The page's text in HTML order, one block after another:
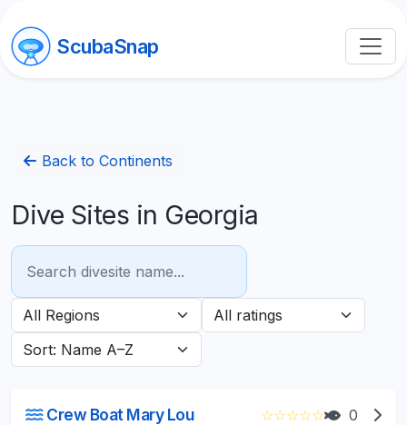
ScubaSnap
Back to Continents
Dive Sites in Georgia
Crew Boat Mary Lou ☆☆☆☆☆ 0